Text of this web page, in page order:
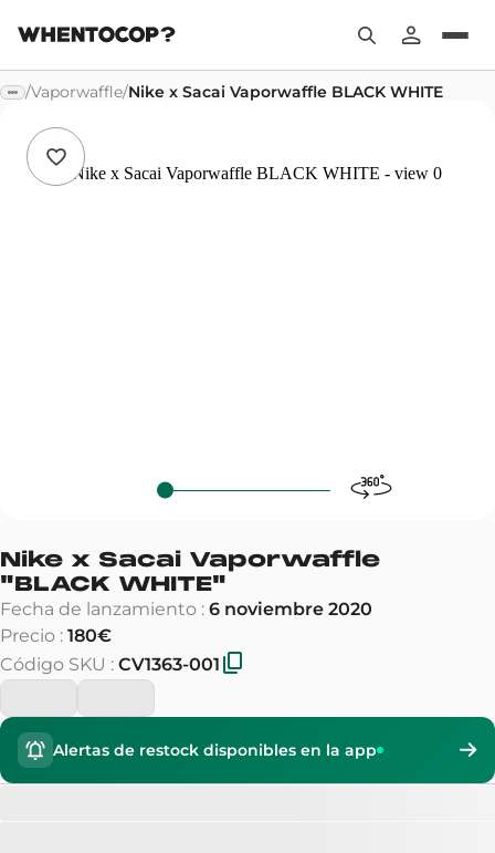
/Vaporwaffle/Nike x Sacai Vaporwaffle BLACK WHITE
Nike x Sacai Vaporwaffle
"BLACK WHITE"
Fecha de lanzamiento : 6 noviembre 2020
Precio : 180€
Código SKU : CV1363-001
Alertas de restock disponibles en la app